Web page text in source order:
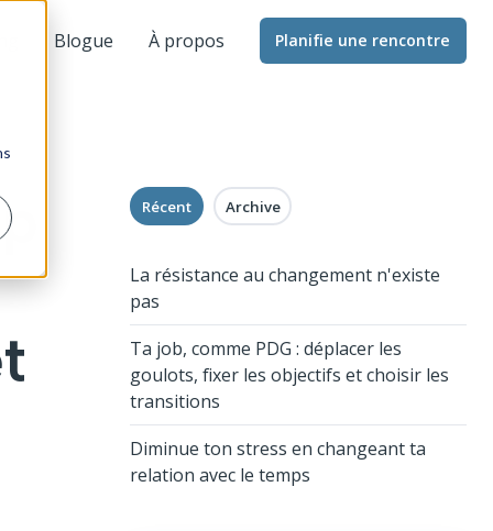
Blogue À propos Planifie une rencontre
Récent Archive
La résistance au changement n'existe
pas
Ta job, comme PDG : déplacer les
goulots, fixer les objectifs et choisir les
transitions
Diminue ton stress en changeant ta
relation avec le temps